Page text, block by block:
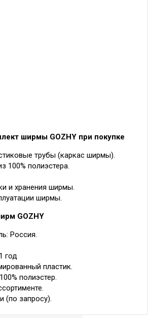
ширмы GOZHY при покупке
трубы (каркас ширмы).
100% полиэстера.
и хранения ширмы.
ширмы.
GOZHY
Россия.
год
пластик.
полиэстер.
(по запросу).